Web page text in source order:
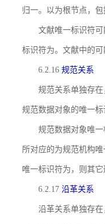
归一。以为根节点，
文献唯一标识符
标识符为。文献中的
6.2.16 规范关系
规范关系单独存
规范数据对象的唯一
规范数据对象唯一
所对应的为规范机构
唯一标识符为，则其
6.2.17 沿革关系
沿革关系单独存